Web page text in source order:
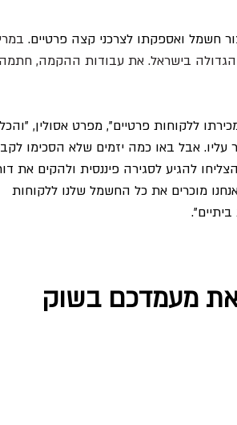
והגדולה בישראל. את עבודות ההקמה, חתמה
ללקוחות פרטיים", מפרט אסולין, "והכל
אבל באו כמה יזמים שלא הסכימו
והלכו עם המהלך בכל הכוח, ועד שב-2010 הם הצליחו להגיע לסגירה פיננסית ולהקים
ומאז אנחנו מוכרים את כל החשמל שלנו ללקוחות
דוראד 2 יחזק את מעמדכם בשוק